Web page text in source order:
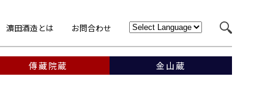
濵田酒造とは お問合わせ
傳藏院蔵 金山蔵